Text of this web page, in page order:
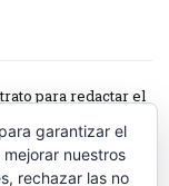
para redactar el
garantizar el
nuestros
rechazar las no